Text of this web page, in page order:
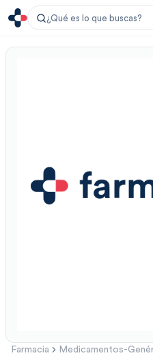
¿Qué es lo que buscas?
Farmacia Medicamentos-